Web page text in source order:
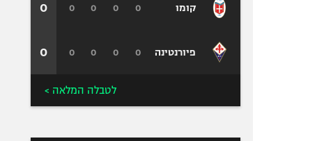
קומו
פיורנטינה
0
0
0
0
0
0
0
0
0
0
לטבלה המלאה >